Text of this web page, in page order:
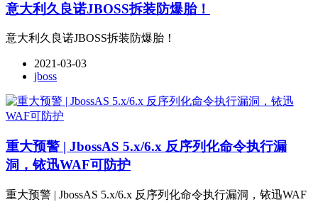
意大利久良诺JBOSS拆装防爆胎！
意大利久良诺JBOSS拆装防爆胎！
2021-03-03
jboss
重大预警 | JbossAS 5.x/6.x 反序列化命令执行漏
洞，铱迅WAF可防护
重大预警 | JbossAS 5.x/6.x 反序列化命令执行漏洞，铱迅WAF